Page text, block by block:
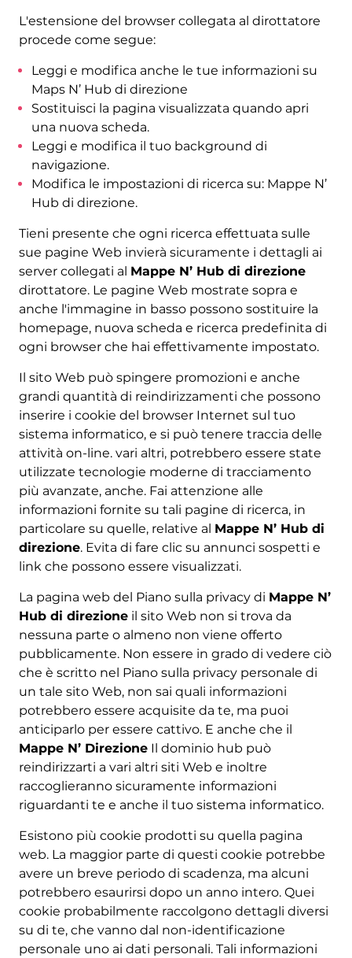
L'estensione del browser collegata al dirottatore
procede come segue:
Leggi e modifica anche le tue informazioni su
Maps N’ Hub di direzione
Sostituisci la pagina visualizzata quando apri
una nuova scheda.
Leggi e modifica il tuo background di
navigazione.
Modifica le impostazioni di ricerca su: Mappe N’
Hub di direzione.
Tieni presente che ogni ricerca effettuata sulle
sue pagine Web invierà sicuramente i dettagli ai
server collegati al Mappe N’ Hub di direzione
dirottatore. Le pagine Web mostrate sopra e
anche l'immagine in basso possono sostituire la
homepage, nuova scheda e ricerca predefinita di
ogni browser che hai effettivamente impostato.
Il sito Web può spingere promozioni e anche
grandi quantità di reindirizzamenti che possono
inserire i cookie del browser Internet sul tuo
sistema informatico, e si può tenere traccia delle
attività on-line. vari altri, potrebbero essere state
utilizzate tecnologie moderne di tracciamento
più avanzate, anche. Fai attenzione alle
informazioni fornite su tali pagine di ricerca, in
particolare su quelle, relative al Mappe N’ Hub di
direzione. Evita di fare clic su annunci sospetti e
link che possono essere visualizzati.
La pagina web del Piano sulla privacy di Mappe N’
Hub di direzioneil sito Web non si trova da
nessuna parte o almeno non viene offerto
pubblicamente. Non essere in grado di vedere ciò
che è scritto nel Piano sulla privacy personale di
un tale sito Web, non sai quali informazioni
potrebbero essere acquisite da te, ma puoi
anticiparlo per essere cattivo. E anche che il
Mappe N’ DirezioneIl dominio hub può
reindirizzarti a vari altri siti Web e inoltre
raccoglieranno sicuramente informazioni
riguardanti te e anche il tuo sistema informatico.
Esistono più cookie prodotti su quella pagina
web. La maggior parte di questi cookie potrebbe
avere un breve periodo di scadenza, ma alcuni
potrebbero esaurirsi dopo un anno intero. Quei
cookie probabilmente raccolgono dettagli diversi
su di te, che vanno dal non-identificazione
personale uno ai dati personali. Tali informazioni